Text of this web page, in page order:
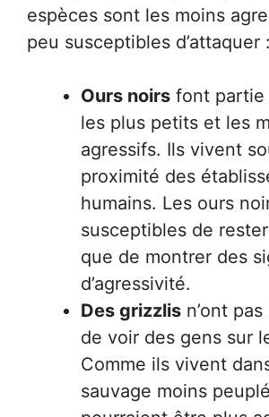
espèces sont les moins
peu susceptibles d’attaquer :
Ours noirs font partie
les plus petits et les
agressifs. Ils vivent
proximité des
humains. Les ours
susceptibles de rester
que de montrer des
d’agressivité.
Des grizzlis n’ont
de voir des gens sur
Comme ils vivent
sauvage moins